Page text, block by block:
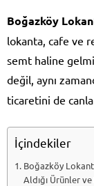
Boğazköy
lokanta, cafe ve
semt haline
değil, aynı
ticaretini de
İçindekiler
Boğazköy
Aldığı Ürünler